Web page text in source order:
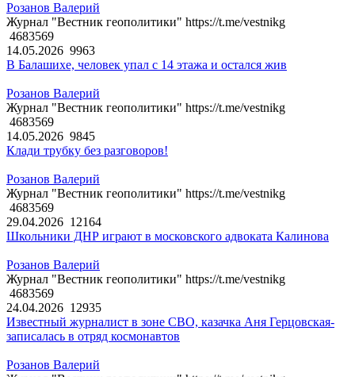
Розанов Валерий
Журнал "Вестник геополитики" https://t.me/vestnikg
4683569
14.05.2026 9963
В Балашихе, человек упал с 14 этажа и остался жив
Розанов Валерий
Журнал "Вестник геополитики" https://t.me/vestnikg
4683569
14.05.2026 9845
Клади трубку без разговоров!
Розанов Валерий
Журнал "Вестник геополитики" https://t.me/vestnikg
4683569
29.04.2026 12164
Школьники ДНР играют в московского адвоката Калинова
Розанов Валерий
Журнал "Вестник геополитики" https://t.me/vestnikg
4683569
24.04.2026 12935
Известный журналист в зоне СВО, казачка Аня Герцовская-
записалась в отряд космонавтов
Розанов Валерий